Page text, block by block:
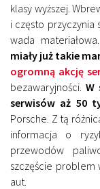
klasy wyższej.
i często przyczynia
wada
miały już takie
ogromną akcję
bezawaryjności.W
serwisów aż 50
Porsche. Z tą
informacja o
przewodów
szczęście problem
aut.